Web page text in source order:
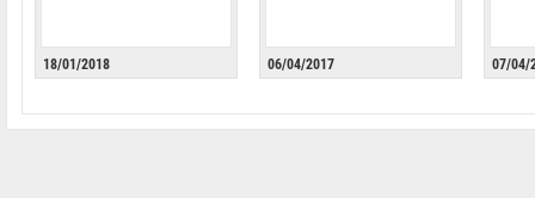
18/01/2018 06/04/2017 07/04/